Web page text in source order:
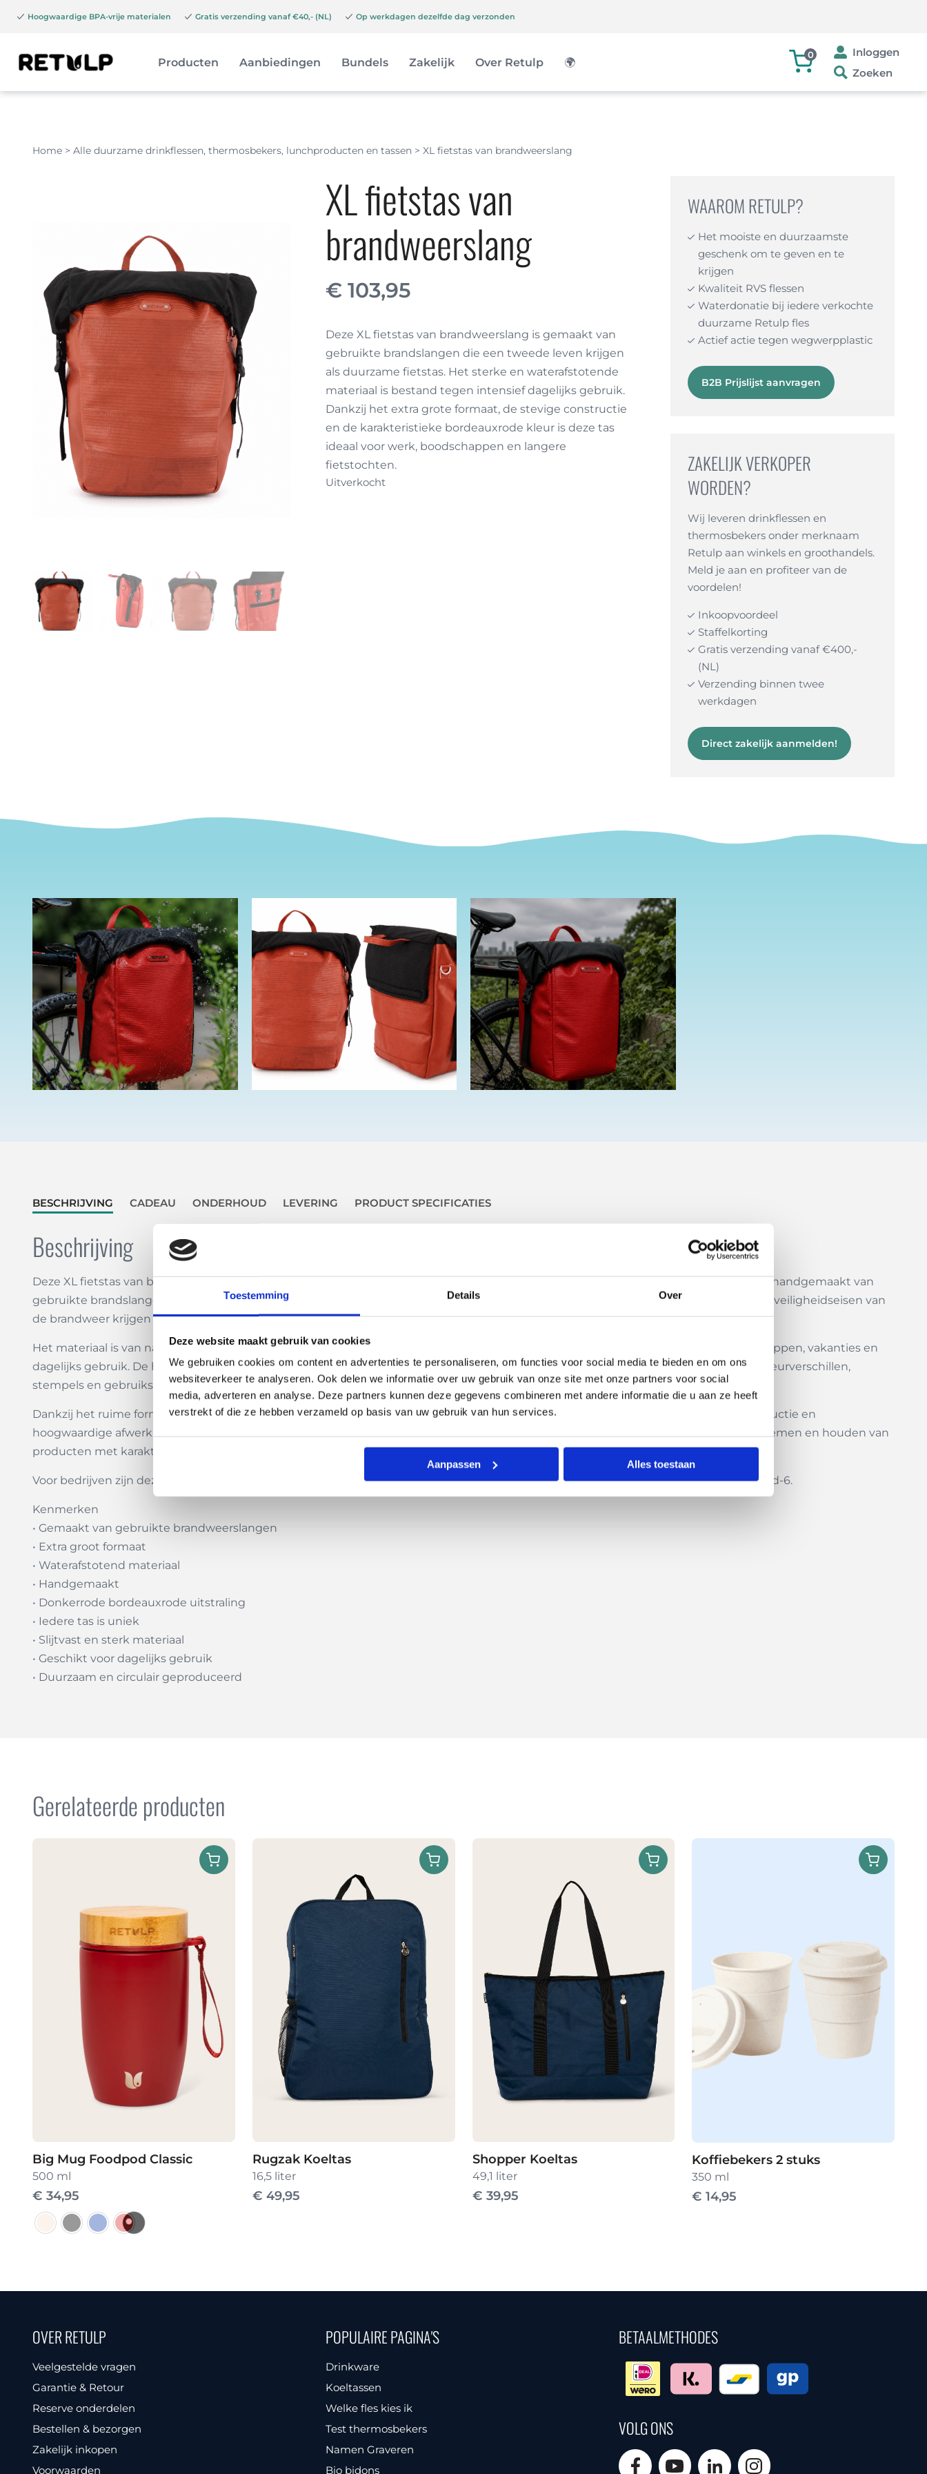
Toestemming Details Over
Deze website maakt gebruik van cookies
We gebruiken cookies om content en advertenties te personaliseren, om functies voor social media te bieden en om ons
websiteverkeer te analyseren. Ook delen we informatie over uw gebruik van onze site met onze partners voor social
media, adverteren en analyse. Deze partners kunnen deze gegevens combineren met andere informatie die u aan ze heeft
verstrekt of die ze hebben verzameld op basis van uw gebruik van hun services.
Aanpassen Alles toestaan
Hoogwaardige BPA-vrije materialen Gratis verzending vanaf €40,- (NL) Op werkdagen dezelfde dag verzonden
Producten Aanbiedingen Bundels Zakelijk Over Retulp 🌍
0
Inloggen
Zoeken
Home > Alle duurzame drinkflessen, thermosbekers, lunchproducten en tassen > XL fietstas van brandweerslang
XL fietstas van
brandweerslang
€ 103,95
Deze XL fietstas van brandweerslang is gemaakt van
gebruikte brandslangen die een tweede leven krijgen
als duurzame fietstas. Het sterke en waterafstotende
materiaal is bestand tegen intensief dagelijks gebruik.
Dankzij het extra grote formaat, de stevige constructie
en de karakteristieke bordeauxrode kleur is deze tas
ideaal voor werk, boodschappen en langere
fietstochten.
Uitverkocht
WAAROM RETULP?
Het mooiste en duurzaamste
geschenk om te geven en te
krijgen
Kwaliteit RVS flessen
Waterdonatie bij iedere verkochte
duurzame Retulp fles
Actief actie tegen wegwerpplastic
B2B Prijslijst aanvragen
ZAKELIJK VERKOPER
WORDEN?
Wij leveren drinkflessen en
thermosbekers onder merknaam
Retulp aan winkels en groothandels.
Meld je aan en profiteer van de
voordelen!
Inkoopvoordeel
Staffelkorting
Gratis verzending vanaf €400,-
(NL)
Verzending binnen twee
werkdagen
Direct zakelijk aanmelden!
BESCHRIJVING CADEAU ONDERHOUD LEVERING PRODUCT SPECIFICATIES
Beschrijving
Deze XL fietstas van brandweerslang combineert extra veel opbergruimte met duurzaamheid en een unieke uitstraling. De tas wordt handgemaakt van
gebruikte brandslangen die jarenlang zijn ingezet onder extreme omstandigheden. Zodra de brandslangen niet meer voldoen aan de veiligheidseisen van
de brandweer krijgen ze een tweede leven als hoogwaardige fietstas.
Het materiaal is van nature sterk, flexibel en waterafstotend. Daardoor is deze fietstas zeer geschikt voor woon-werkverkeer, boodschappen, vakanties en
dagelijks gebruik. De huidige collectie wordt gemaakt van donkerrode brandslangen met een luxe bordeauxrode uitstraling. Kleine kleurverschillen,
stempels en gebruikssporen zorgen ervoor dat iedere tas uniek is.
Dankzij het ruime formaat biedt deze XL fietstas extra veel opbergruimte zonder in te leveren op gebruiksgemak. De robuuste constructie en
hoogwaardige afwerking zorgen ervoor dat de tas jarenlang meegaat. Een duurzame keuze voor fietsers die veel spullen willen meenemen en houden van
producten met karakter.
Voor bedrijven zijn deze tassen ook verkrijgbaar met personalisatie. Meer informatie vind je ophttps://retulp.nl/upcycling-tassen/#tab-id-6.
Kenmerken
• Gemaakt van gebruikte brandweerslangen
• Extra groot formaat
• Waterafstotend materiaal
• Handgemaakt
• Donkerrode bordeauxrode uitstraling
• Iedere tas is uniek
• Slijtvast en sterk materiaal
• Geschikt voor dagelijks gebruik
• Duurzaam en circulair geproduceerd
Gerelateerde producten
Big Mug Foodpod Classic
500 ml
€ 34,95
Deze
optie
worden
op
de
Rugzak Koeltas
16,5 liter
€ 49,95
Shopper Koeltas
49,1 liter
€ 39,95
Koffiebekers 2 stuks
350 ml
€ 14,95
OVER RETULP
Veelgestelde vragen
Garantie & Retour
Reserve onderdelen
Bestellen & bezorgen
Zakelijk inkopen
Voorwaarden
POPULAIRE PAGINA'S
Drinkware
Koeltassen
Welke fles kies ik
Test thermosbekers
Namen Graveren
Bio bidons
BETAALMETHODES
VOLG ONS